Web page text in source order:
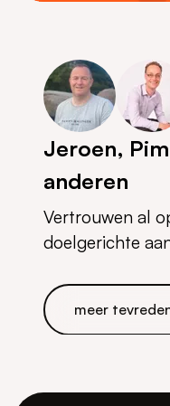
Jeroen,
anderen
Vertrouwen al
doelgerichte
meer